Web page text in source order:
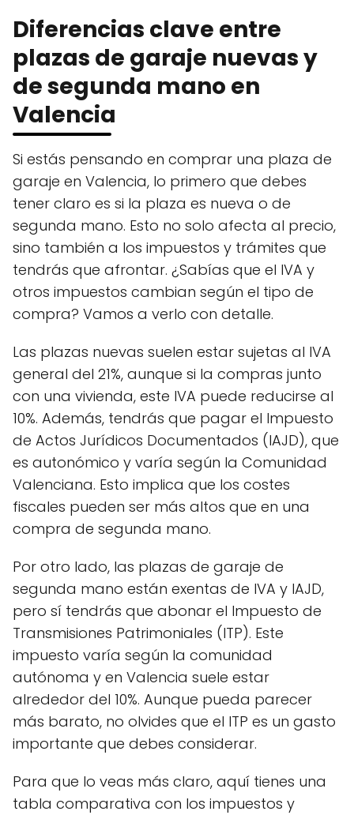
Diferencias clave entre
plazas de garaje nuevas y
de segunda mano en
Valencia
Si estás pensando en comprar una plaza de
garaje en Valencia, lo primero que debes
tener claro es si la plaza es nueva o de
segunda mano. Esto no solo afecta al precio,
sino también a los impuestos y trámites que
tendrás que afrontar. ¿Sabías que el IVA y
otros impuestos cambian según el tipo de
compra? Vamos a verlo con detalle.
Las plazas nuevas suelen estar sujetas al IVA
general del 21%, aunque si la compras junto
con una vivienda, este IVA puede reducirse al
10%. Además, tendrás que pagar el Impuesto
de Actos Jurídicos Documentados (IAJD), que
es autonómico y varía según la Comunidad
Valenciana. Esto implica que los costes
fiscales pueden ser más altos que en una
compra de segunda mano.
Por otro lado, las plazas de garaje de
segunda mano están exentas de IVA y IAJD,
pero sí tendrás que abonar el Impuesto de
Transmisiones Patrimoniales (ITP). Este
impuesto varía según la comunidad
autónoma y en Valencia suele estar
alrededor del 10%. Aunque pueda parecer
más barato, no olvides que el ITP es un gasto
importante que debes considerar.
Para que lo veas más claro, aquí tienes una
tabla comparativa con los impuestos y